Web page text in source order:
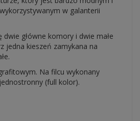
w galanterii
główne komory i dwie małe
jedna kieszeń zamykana na
Na filcu wykonany
(full kolor).